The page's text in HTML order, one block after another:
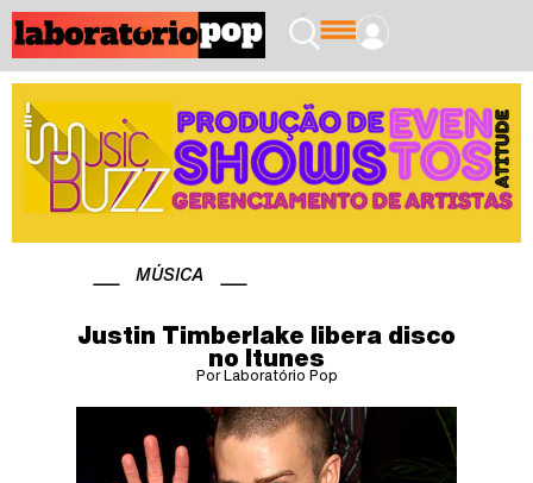
MÚSICA
Justin Timberlake libera disco
no Itunes
Por Laboratório Pop